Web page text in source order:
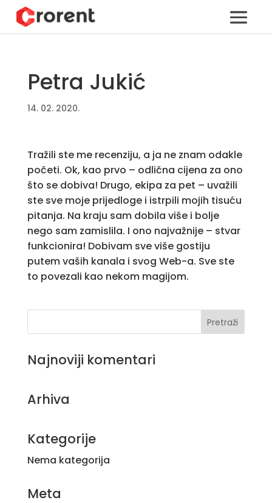
Petra Jukić
14. 02. 2020.
Tražili ste me recenziju, a ja ne znam odakle
početi. Ok, kao prvo – odlična cijena za ono
što se dobiva! Drugo, ekipa za pet – uvažili
ste sve moje prijedloge i istrpili mojih tisuću
pitanja. Na kraju sam dobila više i bolje
nego sam zamislila. I ono najvažnije – stvar
funkcionira! Dobivam sve više gostiju
putem vaših kanala i svog Web-a. Sve ste
to povezali kao nekom magijom.
Najnoviji komentari
Arhiva
Kategorije
Nema kategorija
Meta